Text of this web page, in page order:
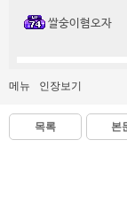
쌀숭이혐오자
메뉴 인장보기
목록 본